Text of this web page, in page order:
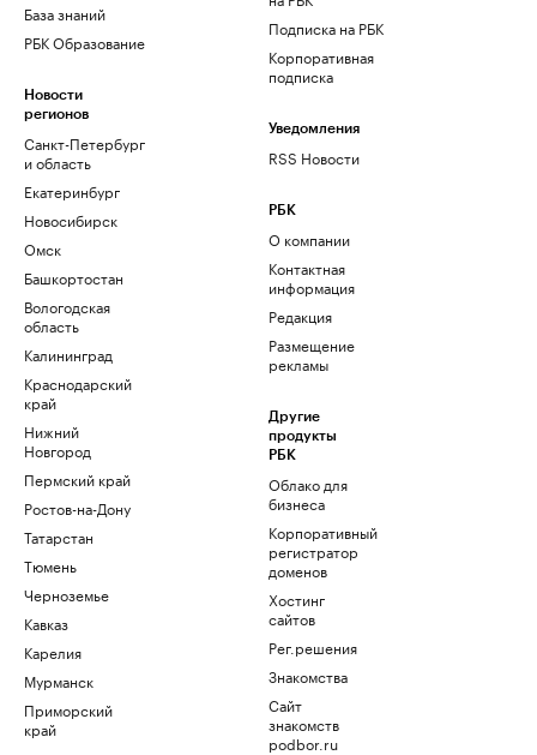
База знаний
РБК Образование
Новости
регионов
Санкт-Петербург
и область
Екатеринбург
Новосибирск
Омск
Башкортостан
Вологодская
область
Калининград
Краснодарский
край
Нижний
Новгород
Пермский край
Ростов-на-Дону
Татарстан
Тюмень
Черноземье
Кавказ
Карелия
Мурманск
Приморский
край
Подписка на РБК
Корпоративная
подписка
Уведомления
RSS Новости
РБК
О компании
Контактная
информация
Редакция
Размещение
рекламы
Другие
продукты
РБК
Облако для
бизнеса
Корпоративный
регистратор
доменов
Хостинг
сайтов
Рег.решения
Знакомства
Сайт
знакомств
podbor.ru